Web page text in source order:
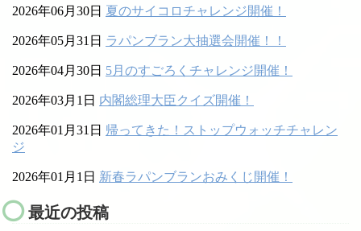
2026年06月30日 夏のサイコロチャレンジ開催！
2026年05月31日 ラパンブラン大抽選会開催！！
2026年04月30日 5月のすごろくチャレンジ開催！
2026年03月1日 内閣総理大臣クイズ開催！
2026年01月31日 帰ってきた！ストップウォッチチャレン
ジ
2026年01月1日 新春ラパンブランおみくじ開催！
最近の投稿